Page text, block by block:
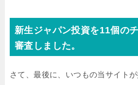
新生ジャパン投資を11個の
審査しました。
さて、最後に、いつもの当サイト